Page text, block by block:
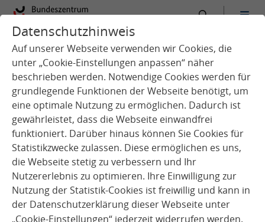
Datenschutzhinweis
Auf unserer Webseite verwenden wir Cookies, die
unter „Cookie-Einstellungen anpassen“ näher
beschrieben werden. Notwendige Cookies werden für
grundlegende Funktionen der Webseite benötigt, um
eine optimale Nutzung zu ermöglichen. Dadurch ist
gewährleistet, dass die Webseite einwandfrei
funktioniert. Darüber hinaus können Sie Cookies für
Statistikzwecke zulassen. Diese ermöglichen es uns,
die Webseite stetig zu verbessern und Ihr
Nutzererlebnis zu optimieren. Ihre Einwilligung zur
Nutzung der Statistik-Cookies ist freiwillig und kann in
der Datenschutzerklärung dieser Webseite unter
„Cookie-Einstellungen“ jederzeit widerrufen werden.
:
Kindertagespflege
Überblick zur
Verpflegungssituation im
Setting Kindertagespflege
Gesunde Ernährung in der